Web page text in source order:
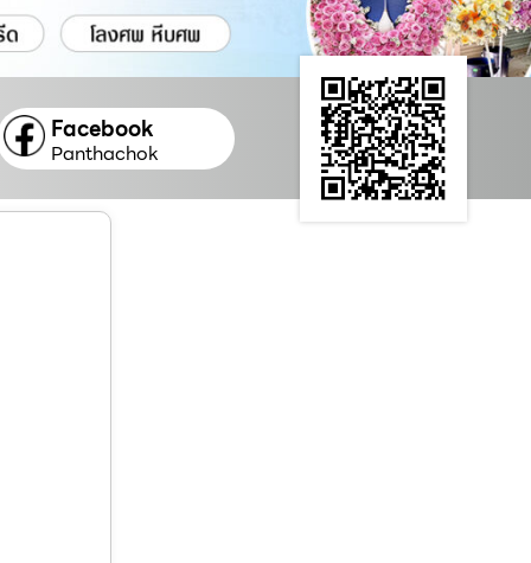
Facebook
Panthachok